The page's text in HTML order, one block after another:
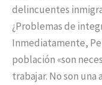
delincuentes
¿Problemas de
Inmediatamente,
población «son
trabajar. No son